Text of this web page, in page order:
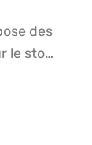
des
le sto…